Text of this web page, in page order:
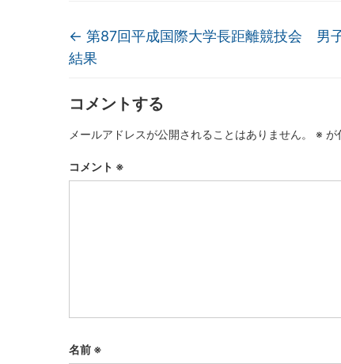
← 第87回平成国際大学長距離競技会 男
結果
コメントする
メールアドレスが公開されることはありません。 ※ が
コメント ※
名前 ※